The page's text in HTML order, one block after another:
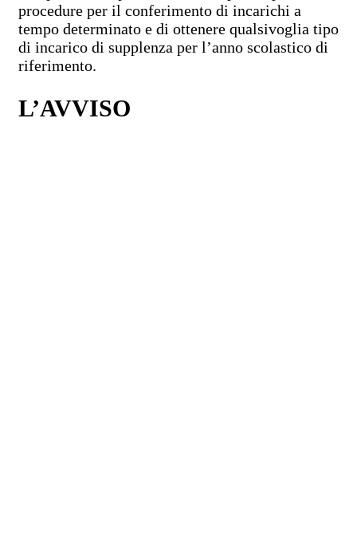
procedure per il conferimento di incarichi a
tempo determinato e di ottenere qualsivoglia tipo
di incarico di supplenza per l’anno scolastico di
riferimento.
L’AVVISO